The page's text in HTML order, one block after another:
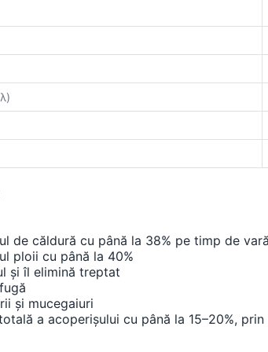
de căldură cu până la 38% pe timp de vară
ploii cu până la 40%
și îl elimină treptat
și mucegaiuri
a acoperișului cu până la 15–20%,